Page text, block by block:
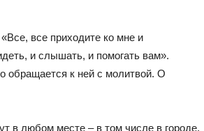
все приходите ко мне и
и слышать, и помогать вам».
обращается к ней с молитвой. О
в любом месте – в том числе в городе,